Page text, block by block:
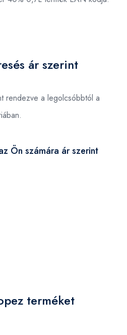
ár szerint
rendezve a legolcsóbbtól a
Ön számára ár szerint
terméket